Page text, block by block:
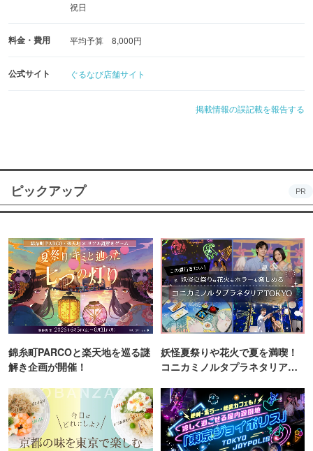
祝日
料金・費用 平均予算 8,000円
公式サイト ぐるなび店舗サイト
掲載情報の誤記載を報告する
ピックアップ PR
錦糸町PARCOと楽天地を巡る謎
解き企画が開催！
妖怪夏祭りや花火で夏を満喫！
コニカミノルタプラネタリア